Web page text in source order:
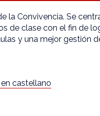
la Convivencia. Se
de clase con el fin de
y una mejor gestión
castellano